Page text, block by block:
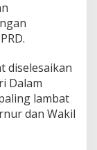
diselesaikan
Dalam
lambat
dan Wakil